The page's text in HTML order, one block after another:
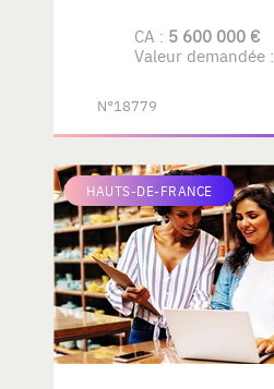
CA : 5 600 000 €
Valeur demandée :
N°18779
HAUTS-DE-FRANCE